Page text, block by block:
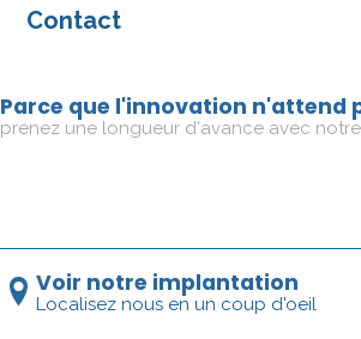
Contact
Parce que l'innovation n'attend
prenez une longueur d'avance avec
Voir notre implantation
Localisez nous en un coup d'oeil